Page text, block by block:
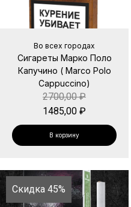
Во всех городах
Сигареты Марко Поло
Капучино ( Marco Polo
Cappuccino)
2700,00₽
1485,00 ₽
В корзину
Скидка 45%